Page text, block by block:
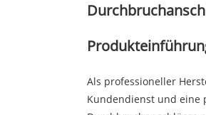
Als professioneller
Kundendienst und eine